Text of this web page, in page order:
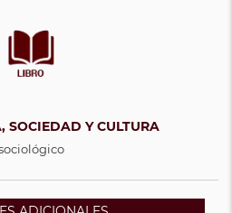
SOCIEDAD Y CULTURA